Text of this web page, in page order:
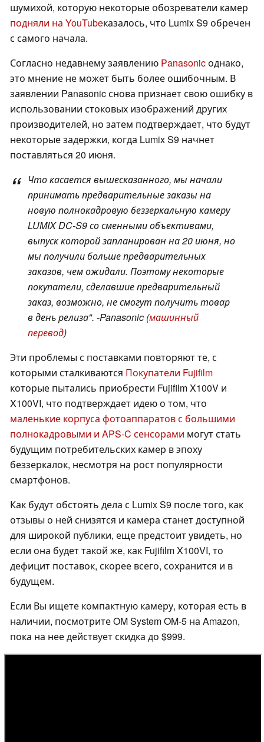
шумихой, которую некоторые обозреватели камер
подняли на YouTubeказалось, что Lumix S9 обречен
с самого начала.
Согласно недавнему заявлению Panasonicоднако,
это мнение не может быть более ошибочным. В
заявлении Panasonic снова признает свою ошибку в
использовании стоковых изображений других
производителей, но затем подтверждает, что будут
некоторые задержки, когда Lumix S9 начнет
поставляться 20 июня.
Что касается вышесказанного, мы начали
принимать предварительные заказы на
новую полнокадровую беззеркальную камеру
LUMIX DC-S9 со сменными объективами,
выпуск которой запланирован на 20 июня, но
мы получили больше предварительных
заказов, чем ожидали. Поэтому некоторые
покупатели, сделавшие предварительный
заказ, возможно, не смогут получить товар
в день релиза". -Panasonic (машинный
перевод)
Эти проблемы с поставками повторяют те, с
которыми сталкиваются Покупатели Fujifilm
которые пытались приобрести Fujifilm X100V и
X100VI, что подтверждает идею о том, что
маленькие корпуса фотоаппаратов с большими
полнокадровыми и APS-C сенсорами могут стать
будущим потребительских камер в эпоху
беззеркалок, несмотря на рост популярности
смартфонов.
Как будут обстоять дела с Lumix S9 после того, как
отзывы о ней снизятся и камера станет доступной
для широкой публики, еще предстоит увидеть, но
если она будет такой же, как Fujifilm X100VI, то
дефицит поставок, скорее всего, сохранится и в
будущем.
Если Вы ищете компактную камеру, которая есть в
наличии, посмотрите OM System OM-5 на Amazon,
пока на нее действует скидка до $999.